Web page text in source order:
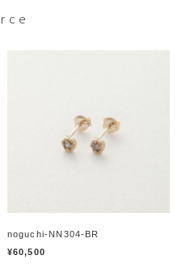
noguchi-NN304-BR
¥60,500